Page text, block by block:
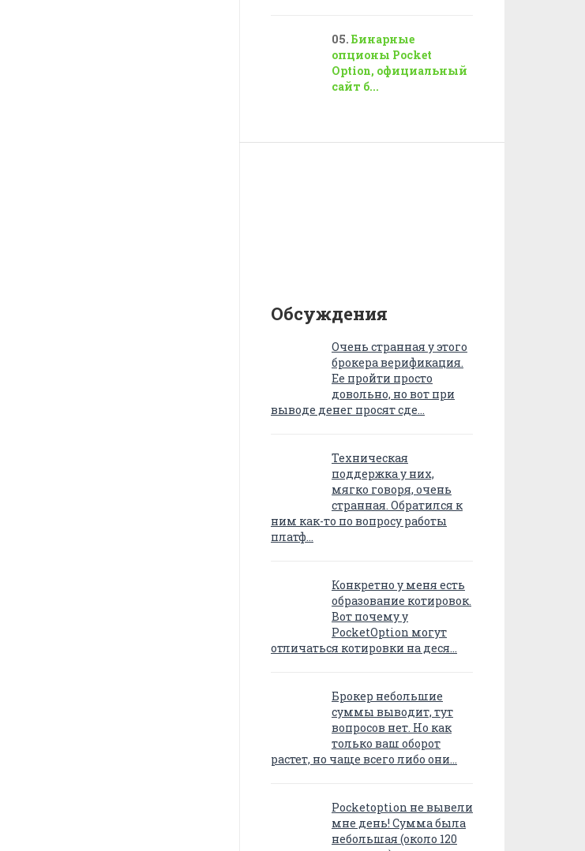
Бинарные
опционы Pocket
Option, официальный
сайт б...
Обсуждения
Очень странная у этого
брокера верификация.
Ее пройти просто
довольно, но вот при
выводе денег просят сде…
Техническая
поддержка у них,
мягко говоря, очень
странная. Обратился к
ним как-то по вопросу работы
платф…
Конкретно у меня есть
образование котировок.
Вот почему у
PocketOption могут
отличаться котировки на деся…
Брокер небольшие
суммы выводит, тут
вопросов нет. Но как
только ваш оборот
растет, но чаще всего либо они…
Pocketoption не вывели
мне день! Сумма была
небольшая (около 120